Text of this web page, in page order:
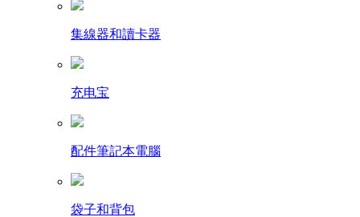
集線器和讀卡器
充电宝
配件筆記本電腦
袋子和背包